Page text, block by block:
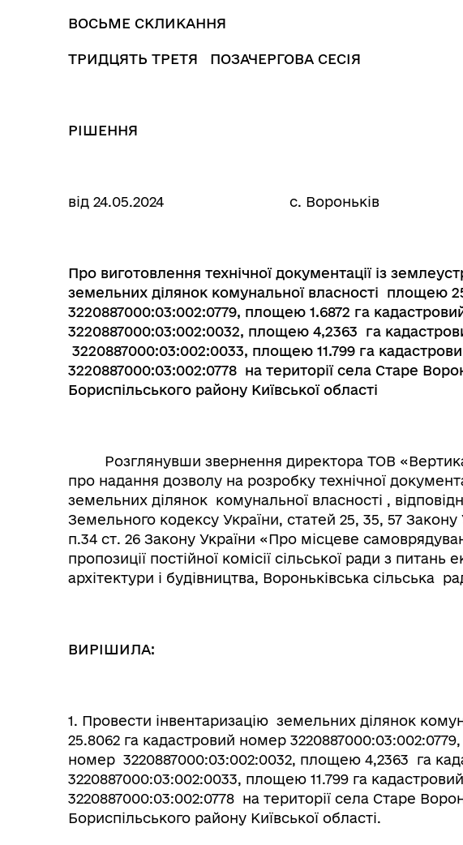
ВОСЬМЕ СКЛИКАННЯ
ТРИДЦЯТЬ ТРЕТЯ ПОЗАЧЕРГОВА СЕСІЯ
РІШЕННЯ
від 24.05.2024 с. Вороньків
Про виготовлення технічної документації із
земельних ділянок комунальної власності площею
3220887000:03:002:0779, площею 1.6872 га
3220887000:03:002:0032, площею 4,2363 га
3220887000:03:002:0033, площею 11.799 га
3220887000:03:002:0778 на території села Старе
Бориспільського району Київської області
Розглянувши звернення директора ТОВ
про надання дозволу на розробку технічної
земельних ділянок комунальної власності ,
Земельного кодексу України, статей 25, 35, 57
п.34 ст. 26 Закону України «Про місцеве
пропозиції постійної комісії сільської ради з питань
архітектури і будівництва, Вороньківська сільська
ВИРІШИЛА:
1. Провести інвентаризацію земельних ділянок
25.8062 га кадастровий номер
номер 3220887000:03:002:0032, площею 4,2363 га
3220887000:03:002:0033, площею 11.799 га
3220887000:03:002:0778 на території села Старе
Бориспільського району Київської області.